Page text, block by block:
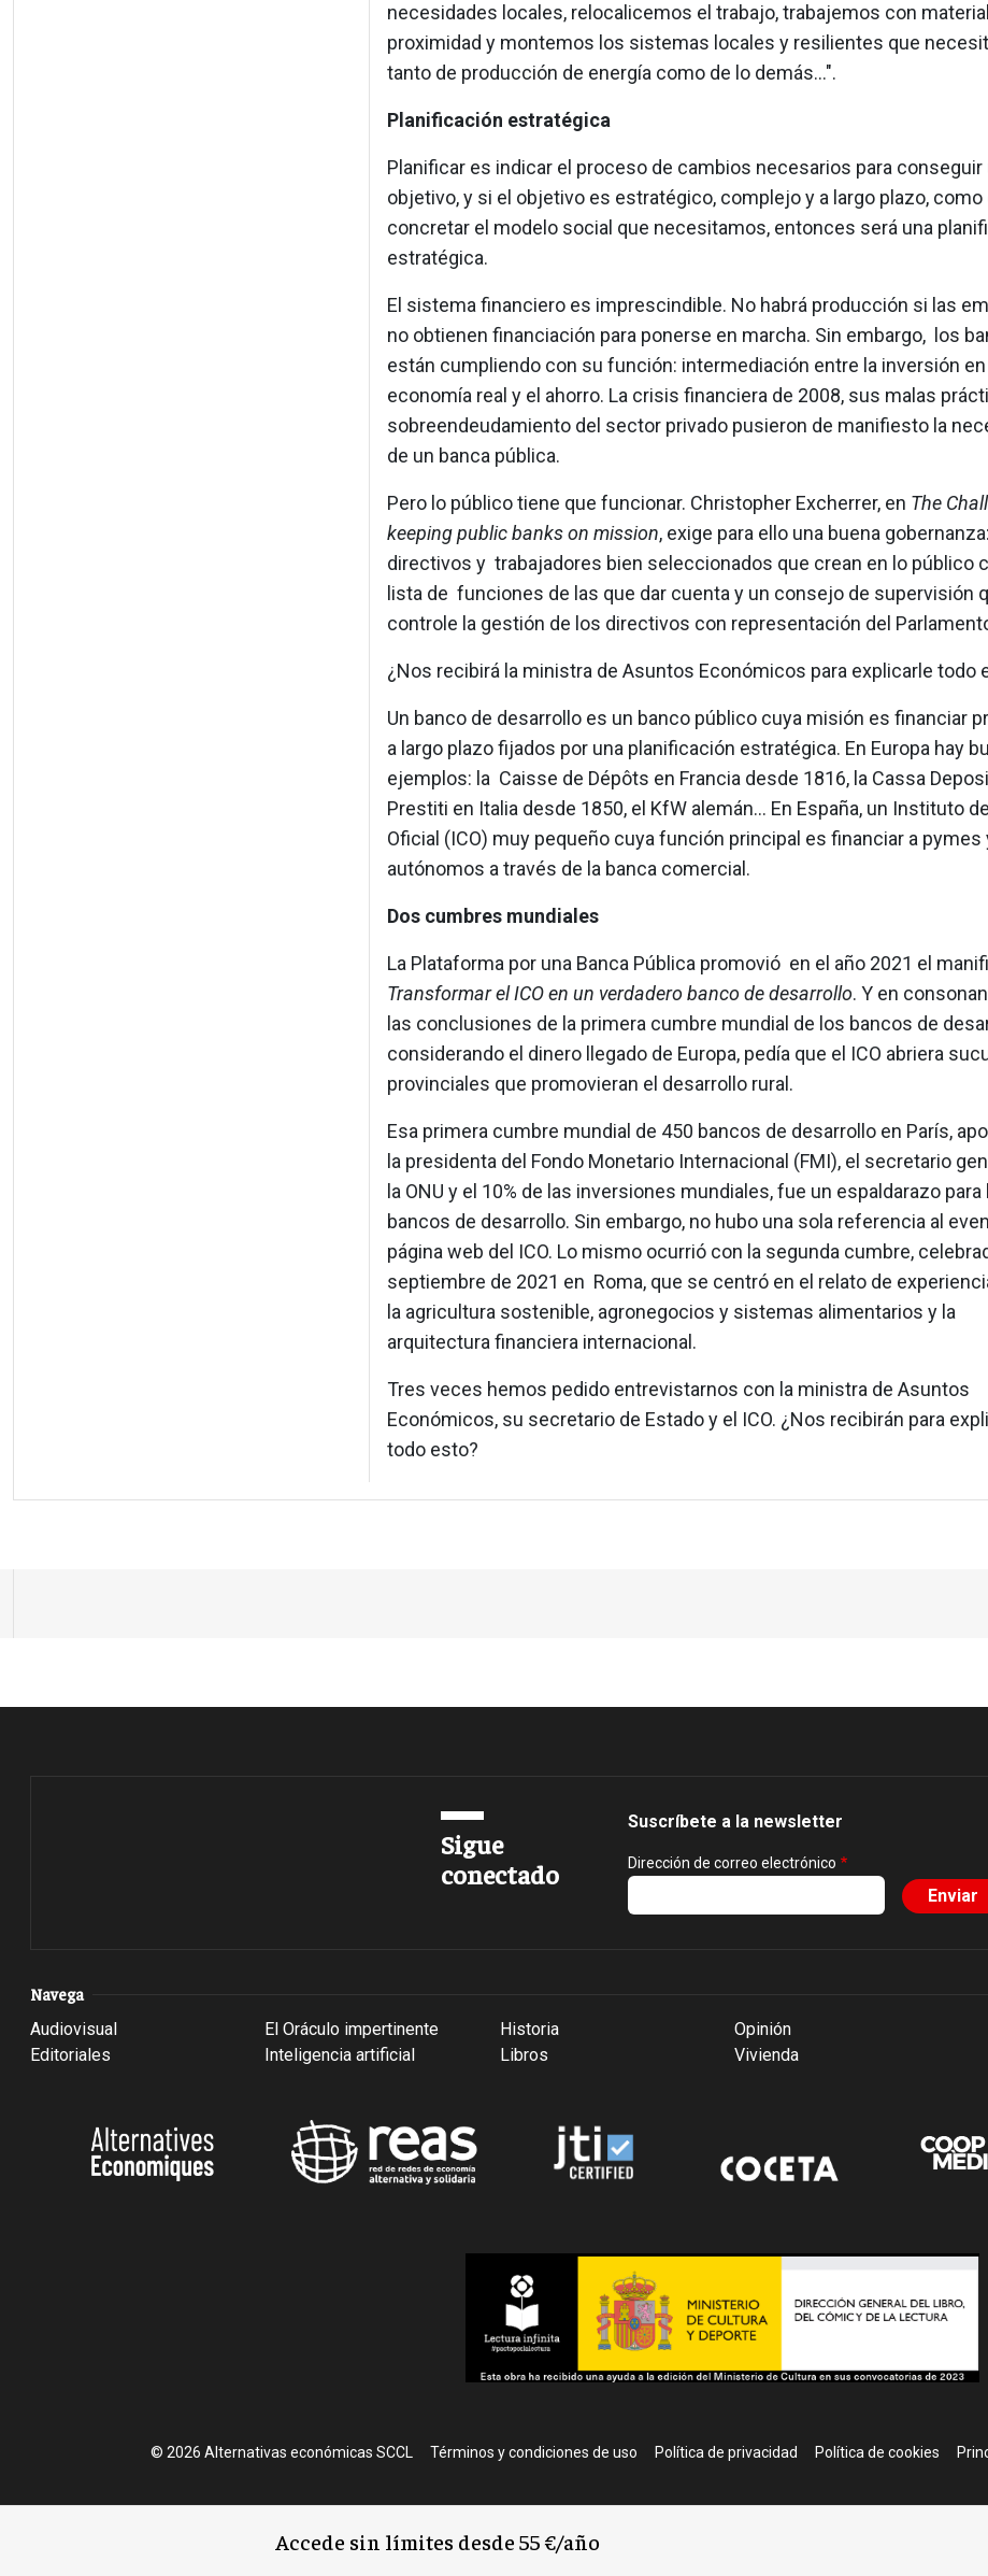
necesidades locales, relocalicemos el trabajo, trabajemos con
proximidad y montemos los sistemas locales y resilientes que
tanto de producción de energía como de lo demás...".
Planificación estratégica
Planificar es indicar el proceso de cambios necesarios para conseguir
objetivo, y si el objetivo es estratégico, complejo y a largo plazo, como
concretar el modelo social que necesitamos, entonces será una
estratégica.
El sistema financiero es imprescindible. No habrá producción si las
no obtienen financiación para ponerse en marcha. Sin embargo, los
están cumpliendo con su función: intermediación entre la inversión en
economía real y el ahorro. La crisis financiera de 2008, sus malas
sobreendeudamiento del sector privado pusieron de manifiesto la
de un banca pública.
Pero lo público tiene que funcionar. Christopher Excherrer, en The
keeping public banks on mission, exige para ello una buena gobernanza:
directivos y trabajadores bien seleccionados que crean en lo público
lista de funciones de las que dar cuenta y un consejo de supervisión
controle la gestión de los directivos con representación del
¿Nos recibirá la ministra de Asuntos Económicos para explicarle todo
Un banco de desarrollo es un banco público cuya misión es financiar
a largo plazo fijados por una planificación estratégica. En Europa hay
ejemplos: la Caisse de Dépôts en Francia desde 1816, la Cassa
Prestiti en Italia desde 1850, el KfW alemán... En España, un Instituto
Oficial (ICO) muy pequeño cuya función principal es financiar a pymes
autónomos a través de la banca comercial.
Dos cumbres mundiales
La Plataforma por una Banca Pública promovió en el año 2021 el
Transformar el ICO en un verdadero banco de desarrollo. Y en
las conclusiones de la primera cumbre mundial de los bancos de
considerando el dinero llegado de Europa, pedía que el ICO abriera
provinciales que promovieran el desarrollo rural.
Esa primera cumbre mundial de 450 bancos de desarrollo en París,
la presidenta del Fondo Monetario Internacional (FMI), el secretario
la ONU y el 10% de las inversiones mundiales, fue un espaldarazo para
bancos de desarrollo. Sin embargo, no hubo una sola referencia al
página web del ICO. Lo mismo ocurrió con la segunda cumbre,
septiembre de 2021 en Roma, que se centró en el relato de
la agricultura sostenible, agronegocios y sistemas alimentarios y la
arquitectura financiera internacional.
Tres veces hemos pedido entrevistarnos con la ministra de Asuntos
Económicos, su secretario de Estado y el ICO. ¿Nos recibirán para
todo esto?
Accede sin límites desde 55 €/año
Sigue
conectado
Suscríbete a la newsletter
Dirección de correo electrónico
Navega
Audiovisual
Editoriales
El Oráculo impertinente
Inteligencia artificial
Historia
Libros
Opinión
Vivienda
© 2026 Alternativas económicas SCCL Footer
Términos y condiciones de uso Política de privacidad Política de cookies